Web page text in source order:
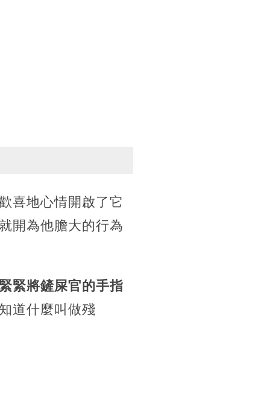
喜地心情開啟了它
開為他膽大的行為
緊將鏟屎官的手指
道什麼叫做殘